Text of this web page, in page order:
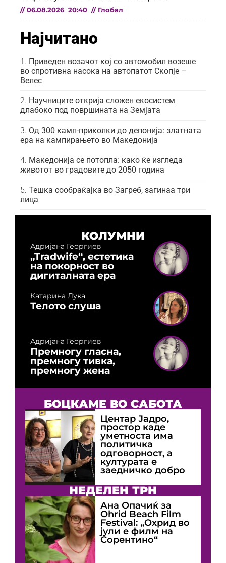
// 06.08.2026 20:40 // Глобал
Најчитано
Приведен возачот кој со автомобил возеше
во спротивна насока на автопатот Скопје –
Велес
Научниците открија сложен екосистем
длабоко под површината на Земјата
Од 300 камп-приколки до депонија: златната
ера на кампирањето во Македонија
Македонија се потопла: како ќе изгледа
животот во градовите до 2050 година
Тешка сообраќајка во Загреб, загинаа три
лица
КОЛУМНИ
Адријана Георгиев
„Tradwife“, естетика
на покорност во
дигиталната ера
Катарина Лука
Телото слуша
Адријана Георгиев
Премногу гласна,
премногу тивка,
премногу жена
БОЦКАМЕ ВО САБОТА
Центар Јадро,
простор каде
уметноста има
политичка
одговорност, а
културата е
заедничко добро
НЕДЕЛЕН ТРН
Ана Опачиќ за
Оhrid Beach Film
Festival: „Охрид во
јули е филм на
Сорентино“